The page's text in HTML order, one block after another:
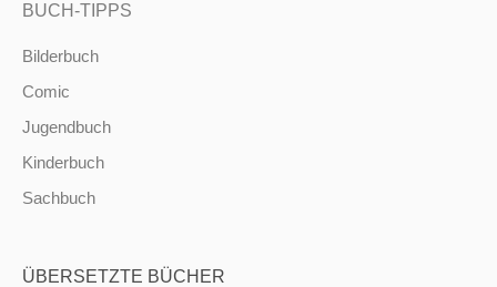
BUCH-TIPPS
Bilderbuch
Comic
Jugendbuch
Kinderbuch
Sachbuch
ÜBERSETZTE BÜCHER